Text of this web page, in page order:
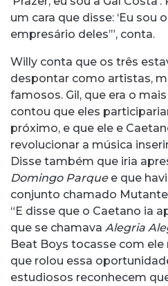
um cara que disse: ‘Eu sou
empresário deles’”, conta.
Willy conta que os três
despontar como artistas,
famosos. Gil, que era o
contou que eles
próximo, e que ele e
revolucionar a música
Disse também que iria
Domingo Parquee que
conjunto chamado
“E disse que o Caetano ia
que se chamava Alegria
Beat Boys tocasse com ele
que rolou essa
estudiosos reconhecem